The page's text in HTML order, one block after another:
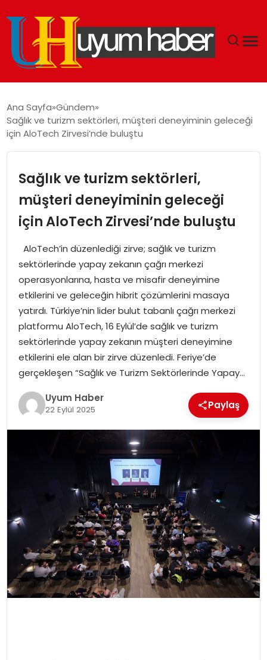
EKONOMI
DÜNYA
SPOR
TEKNOLOJI
SAĞLIK
MAGAZIN
YAŞAM
Ana Sayfa Gündem
Sağlık ve turizm sektörleri, müşteri deneyiminin geleceği
için AloTech Zirvesi’nde buluştu
Sağlık ve turizm sektörleri,
müşteri deneyiminin geleceği
için AloTech Zirvesi’nde buluştu
AloTech’in düzenlediği zirve; sağlık ve turizm
sektörlerinde yapay zekanın çağrı merkezi
operasyonlarına, hasta ve misafir deneyimine
etkilerini ve geleceğin hibrit çözümlerini masaya
yatırdı. Türkiye’nin lider bulut tabanlı çağrı merkezi
platformu AloTech, 16 Eylül’de sağlık ve turizm
sektörlerinde yapay zekanın müşteri deneyimine
etkilerini ele alan bir zirve düzenledi. Feriye’de
gerçekleşen “Sağlık ve Turizm Sektörlerinde Yapay…
Uyum Haber
22 Eylül 2025 Paylaş